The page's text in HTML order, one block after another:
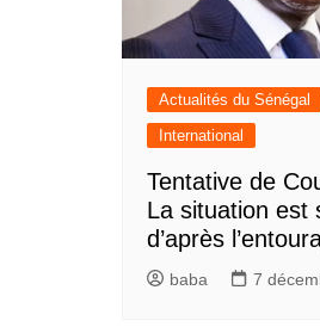
Actualités du Sénégal
International
Tentative de
La situation est
d’après
baba 7